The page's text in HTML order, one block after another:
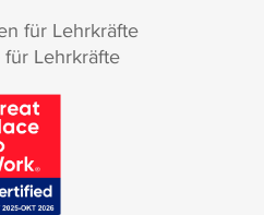
für Lehrkräfte
Lehrkräfte